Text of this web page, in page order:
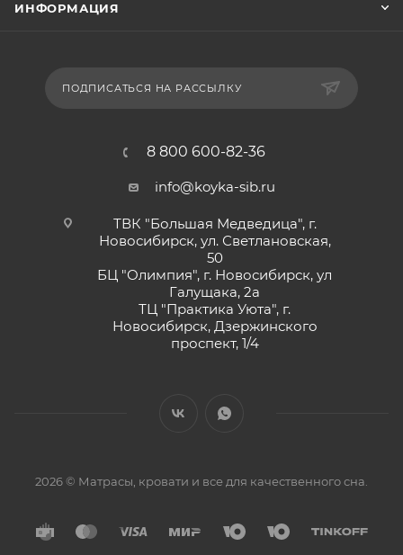
ИНФОРМАЦИЯ
ПОДПИСАТЬСЯ НА РАССЫЛКУ
8 800 600-82-36
info@koyka-sib.ru
ТВК "Большая Медведица", г.
Новосибирск, ул. Светлановская,
50
БЦ "Олимпия", г. Новосибирск, ул
Галущака, 2а
ТЦ "Практика Уюта", г.
Новосибирск, Дзержинского
проспект, 1/4
2026 © Матрасы, кровати и все для качественного сна.